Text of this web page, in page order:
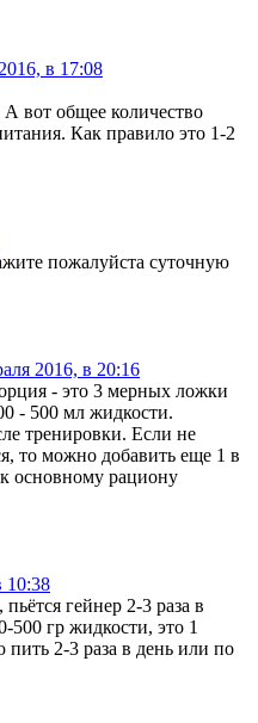
в 17:08
вот общее количество
Как правило это 1-2
пожалуйста суточную
2016, в 20:16
- это 3 мерных ложки
- 500 мл жидкости.
тренировки. Если не
то можно добавить еще 1 в
основному рациону
10:38
гейнер 2-3 раза в
500 гр жидкости, это 1
2-3 раза в день или по